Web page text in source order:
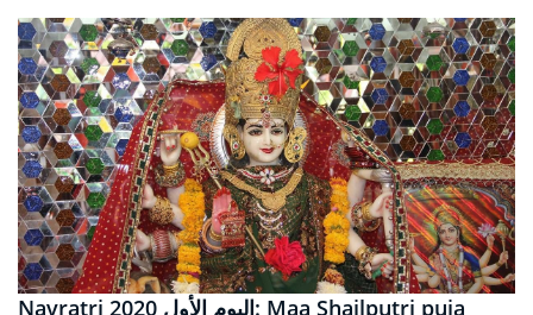
Navratri 2020 اليوم الأول: Maa Shailputri puja